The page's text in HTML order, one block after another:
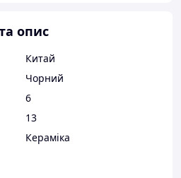
опис
Китай
Чорний
6
13
Кераміка